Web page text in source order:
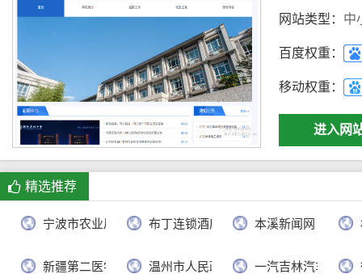
网站类型： 中
百度权重：
移动权重：
进入网
精选推荐
宁波市农业局 布丁连锁酒店官网 本溪新闻网
新疆第二医学院 温州市人民政府 一汽吉林汽车有限